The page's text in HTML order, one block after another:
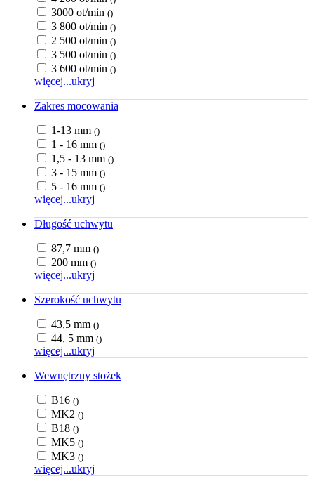
3000 ot/min ()
3 800 ot/min ()
2 500 ot/min ()
3 500 ot/min ()
3 600 ot/min ()
więcej...ukryj
Zakres mocowania
1-13 mm ()
1 - 16 mm ()
1,5 - 13 mm ()
3 - 15 mm ()
5 - 16 mm ()
więcej...ukryj
Długość uchwytu
87,7 mm ()
200 mm ()
więcej...ukryj
Szerokość uchwytu
43,5 mm ()
44, 5 mm ()
więcej...ukryj
Wewnętrzny stożek
B16 ()
MK2 ()
B18 ()
MK5 ()
MK3 ()
więcej...ukryj